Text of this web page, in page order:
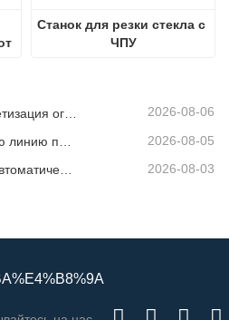
Станок для резки стекла с
ЧПУ
2026-08-06
2026-08-05
Автоматическая и полуавтоматическая производственная линия для ИГУ 2026-08-03